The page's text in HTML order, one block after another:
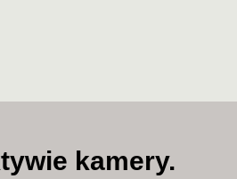
kamery.